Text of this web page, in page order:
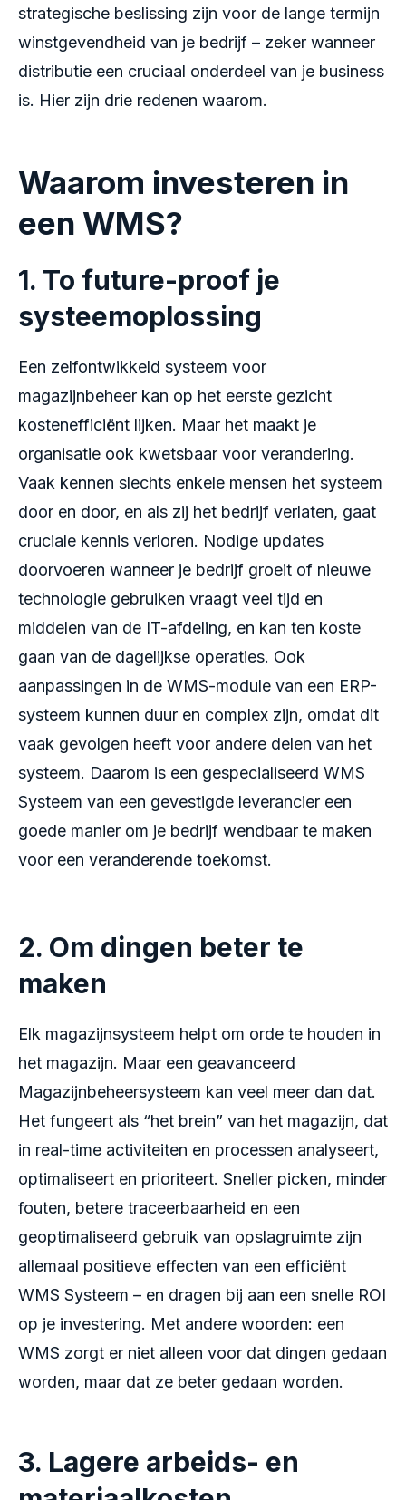
strategische beslissing zijn voor de lange termijn
winstgevendheid van je bedrijf – zeker wanneer
distributie een cruciaal onderdeel van je business
is. Hier zijn drie redenen waarom.
Waarom investeren in
een WMS?
1. To future-proof je
systeemoplossing
Een zelfontwikkeld systeem voor
magazijnbeheer kan op het eerste gezicht
kostenefficiënt lijken. Maar het maakt je
organisatie ook kwetsbaar voor verandering.
Vaak kennen slechts enkele mensen het systeem
door en door, en als zij het bedrijf verlaten, gaat
cruciale kennis verloren. Nodige updates
doorvoeren wanneer je bedrijf groeit of nieuwe
technologie gebruiken vraagt veel tijd en
middelen van de IT-afdeling, en kan ten koste
gaan van de dagelijkse operaties. Ook
aanpassingen in de WMS-module van een ERP-
systeem kunnen duur en complex zijn, omdat dit
vaak gevolgen heeft voor andere delen van het
systeem. Daarom is een gespecialiseerd WMS
Systeem van een gevestigde leverancier een
goede manier om je bedrijf wendbaar te maken
voor een veranderende toekomst.
2. Om dingen beter te
maken
Elk magazijnsysteem helpt om orde te houden in
het magazijn. Maar een geavanceerd
Magazijnbeheersysteem kan veel meer dan dat.
Het fungeert als “het brein” van het magazijn, dat
in real-time activiteiten en processen analyseert,
optimaliseert en prioriteert. Sneller picken, minder
fouten, betere traceerbaarheid en een
geoptimaliseerd gebruik van opslagruimte zijn
allemaal positieve effecten van een efficiënt
WMS Systeem – en dragen bij aan een snelle ROI
op je investering. Met andere woorden: een
WMS zorgt er niet alleen voor dat dingen gedaan
worden, maar dat ze beter gedaan worden.
3. Lagere arbeids- en